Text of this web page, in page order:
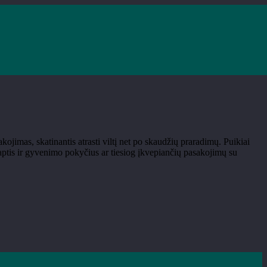
skatinantis atrasti viltį net po skaudžių praradimų. Puikiai
ir gyvenimo pokyčius ar tiesiog įkvepiančių pasakojimų su